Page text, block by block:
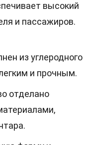
высокий
и пассажиров.
из углеродного
и прочным.
отделано